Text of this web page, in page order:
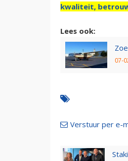
kwaliteit,
Lees ook:
07-
Verstuur per e-